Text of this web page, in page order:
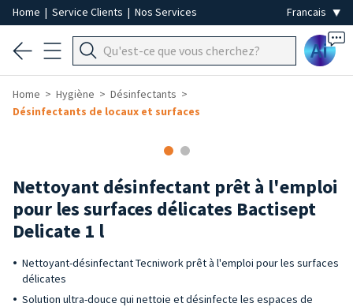
Home | Service Clients | Nos Services
Ai
Home Hygiène
Désinfectants
Désinfectants de locaux et surfaces
Nettoyant désinfectant prêt à l'emploi
pour les surfaces délicates Bactisept
Delicate 1 l
Nettoyant-désinfectant Tecniwork prêt à l'emploi pour les surfaces
délicates
Solution ultra-douce qui nettoie et désinfecte les espaces de